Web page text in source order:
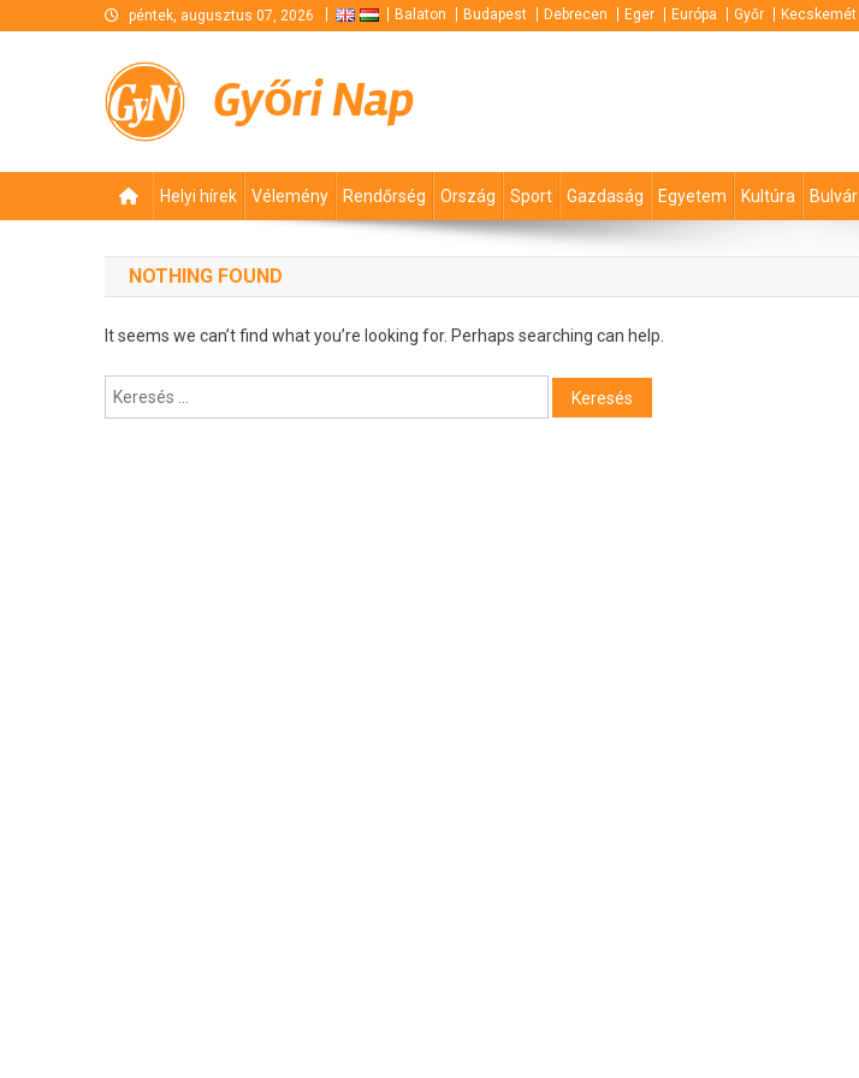
péntek, augusztus 07, 2026 Balaton Budapest Debrecen Eger Európa Győr Kecskemét
Győri Nap
Helyi hírek Vélemény Rendőrség Ország Sport Gazdaság Egyetem Kultúra Bulvár
NOTHING FOUND
It seems we can’t find what you’re looking for. Perhaps searching can help.
Keresés: